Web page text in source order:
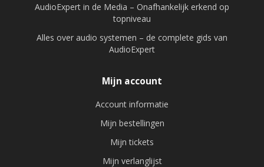
AudioExpert in de Media – Onafhankelijk erkend op
topniveau
Alles over audio systemen – de complete gids van
AudioExpert
Mijn account
Account informatie
Mijn bestellingen
Mijn tickets
Mijn verlanglijst